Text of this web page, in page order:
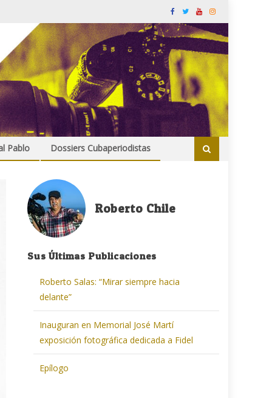
Pablo Dossiers Cubaperiodistas
Roberto Chile
Sus Últimas Publicaciones
Roberto Salas: “Mirar siempre hacia
delante”
Inauguran en Memorial José Martí
exposición fotográfica dedicada a Fidel
Epílogo